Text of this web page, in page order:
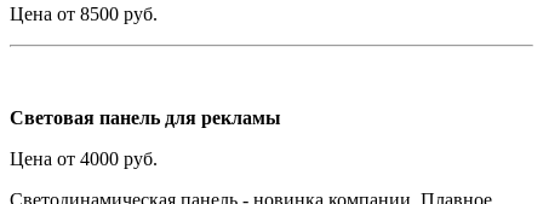
Цена от 8500 руб.
Световая панель для рекламы
Цена от 4000 руб.
Светодинамическая панель - новинка компании. Плавное